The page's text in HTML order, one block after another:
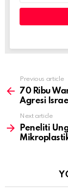
more
Previous article
70 Ribu
Agresi
Next article
Peneliti